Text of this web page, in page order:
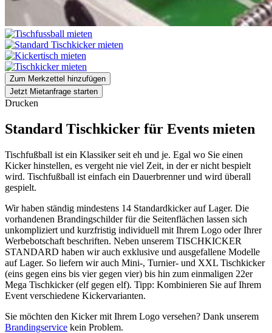
Zum Merkzettel hinzufügen
Jetzt Mietanfrage starten
Drucken
Standard Tischkicker für Events mieten
Tischfußball ist ein Klassiker seit eh und je. Egal wo Sie einen
Kicker hinstellen, es vergeht nie viel Zeit, in der er nicht bespielt
wird. Tischfußball ist einfach ein Dauerbrenner und wird überall
gespielt.
Wir haben ständig mindestens 14 Standardkicker auf Lager. Die
vorhandenen Brandingschilder für die Seitenflächen lassen sich
unkompliziert und kurzfristig individuell mit Ihrem Logo oder Ihrer
Werbebotschaft beschriften. Neben unserem TISCHKICKER
STANDARD haben wir auch exklusive und ausgefallene Modelle
auf Lager. So liefern wir auch Mini-, Turnier- und XXL Tischkicker
(eins gegen eins bis vier gegen vier) bis hin zum einmaligen 22er
Mega Tischkicker (elf gegen elf). Tipp: Kombinieren Sie auf Ihrem
Event verschiedene Kickervarianten.
Sie möchten den Kicker mit Ihrem Logo versehen? Dank unserem
Brandingservice kein Problem.